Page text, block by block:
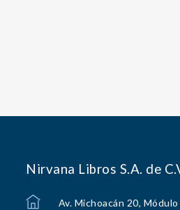
Nirvana Libros S.A. de
Av. Michoacán 20,